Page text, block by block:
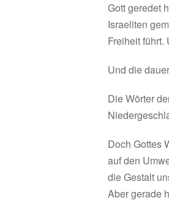
Gott geredet
Israeliten
Freiheit führt.
Und die
Die Wörter
Doch Gottes
auf den
die Gestalt
Aber gerade